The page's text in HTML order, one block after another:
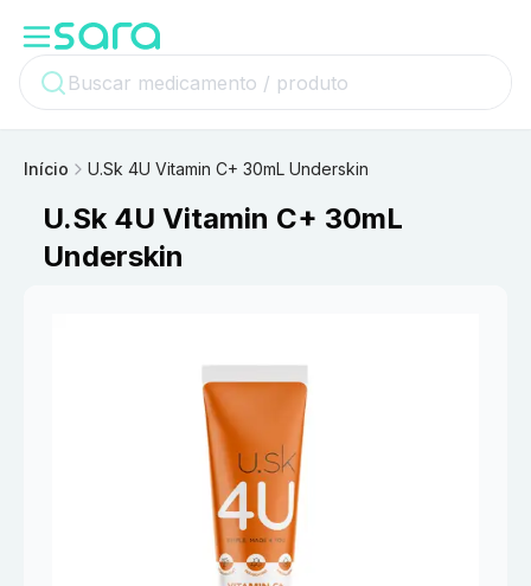
Início U.Sk 4U Vitamin C+ 30mL Underskin
U.Sk 4U Vitamin C+ 30mL
Underskin